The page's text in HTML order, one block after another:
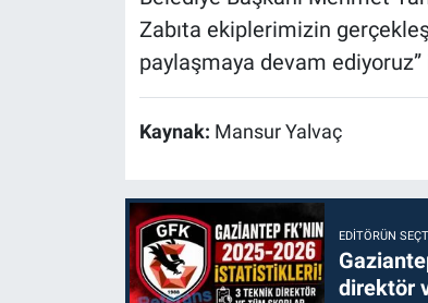
Zabıta ekiplerimizin
paylaşmaya devam
Kaynak: Mansur Yalvaç
EDITÖRÜN
direktör